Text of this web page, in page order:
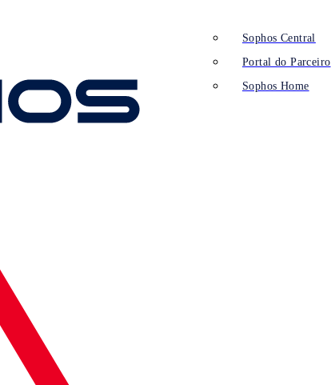
Sophos Central
Portal do Parceiro
Sophos Home